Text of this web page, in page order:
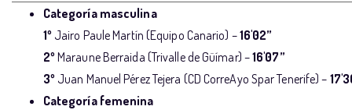
Categoría masculina
1º Jairo Paule Martín (Equipo Canario) –16'02”
2º Maraune Berraida (Trivalle de Güímar) –16'07”
3º Juan Manuel Pérez Tejera (CD CorreAyo Spar Tenerife) –
Categoría femenina